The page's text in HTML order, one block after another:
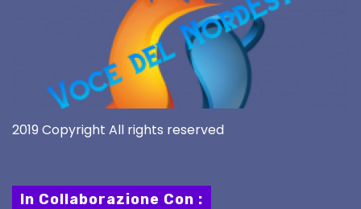
2019 Copyright All rights reserved
In Collaborazione Con :